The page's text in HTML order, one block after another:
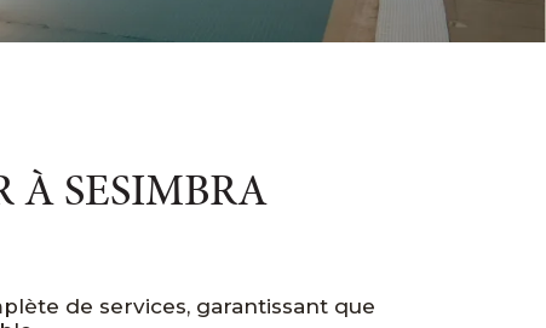
À SESIMBRA
de services, garantissant que